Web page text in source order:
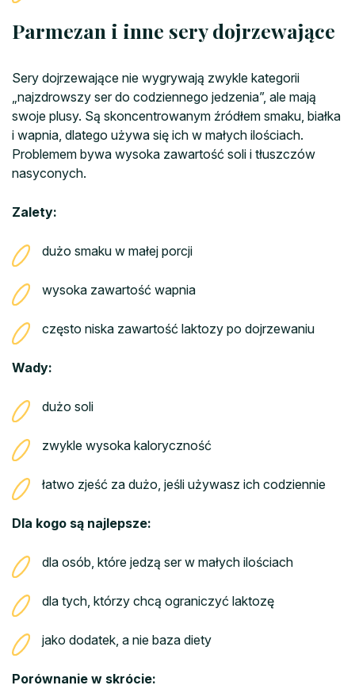
Parmezan i inne sery dojrzewające
Sery dojrzewające nie wygrywają zwykle kategorii
„najzdrowszy ser do codziennego jedzenia”, ale mają
swoje plusy. Są skoncentrowanym źródłem smaku, białka
i wapnia, dlatego używa się ich w małych ilościach.
Problemem bywa wysoka zawartość soli i tłuszczów
nasyconych.
Zalety:
dużo smaku w małej porcji
wysoka zawartość wapnia
często niska zawartość laktozy po dojrzewaniu
Wady:
dużo soli
zwykle wysoka kaloryczność
łatwo zjeść za dużo, jeśli używasz ich codziennie
Dla kogo są najlepsze:
dla osób, które jedzą ser w małych ilościach
dla tych, którzy chcą ograniczyć laktozę
jako dodatek, a nie baza diety
Porównanie w skrócie: